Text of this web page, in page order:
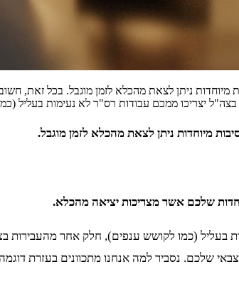
ניתן לצאת מהכלא לזמן מוגבל. בכל זאת,
יצריכו ממכם עבודות רס"ר לא נעימות בעליל
מיוחדות ניתן לצאת מהכלא לזמן מוגבל.
שלכם אשר מצריכות יציאה מהכלא.
(כמו לקושש ענפים), חלק אחר מהעבירות
שלכם. נסביר למה אנחנו מתכוונים בעזרת